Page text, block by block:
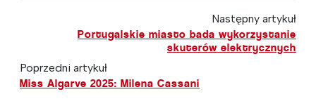
Następny artykuł
Portugalskie miasto bada wykorzystanie
skuterów elektrycznych
Poprzedni artykuł
Miss Algarve 2025: Milena Cassani